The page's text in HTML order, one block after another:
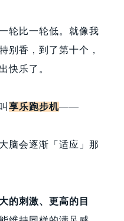
轮比一轮低。就像我
别香，到了第十个，
快乐了。
享乐跑步机——
脑会逐渐「适应」那
的刺激、更高的目